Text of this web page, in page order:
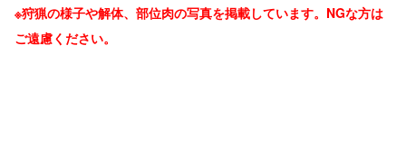
※狩猟の様子や解体、部位肉の写真を掲載しています。NGな方は
ご遠慮ください。